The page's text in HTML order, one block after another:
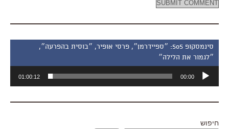
סינמסקופ 505: ״ספיידרמן״, פרסי אופיר, ״בוסית בהפרעה״,
״לגמור את הלילה״
אודיו
00:00
01:00:12
חיפוש